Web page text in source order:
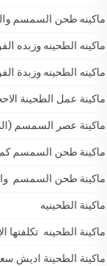
ماكينه طحن السمسم
ماكينه الطحينه وزبده
ماكينه الطحينه وزبدة
ماكينة عمل الطحينة
ماكينة عصر السمسم
ماكينة طحن السمسم كم
ماكينة طحن السمسم
ماكينة الطحينيه
ماكينة الطحينه تكلفتها
ماكينة الطحينة اديش